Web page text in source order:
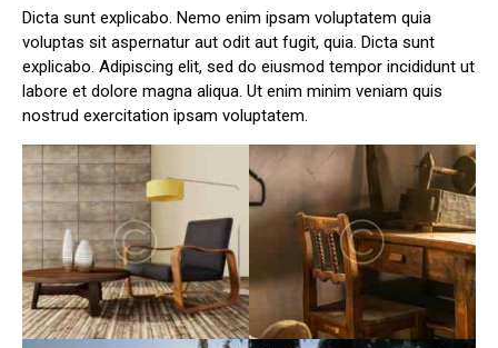
Dicta sunt explicabo. Nemo enim ipsam voluptatem quia
voluptas sit aspernatur aut odit aut fugit, quia. Dicta sunt
explicabo. Adipiscing elit, sed do eiusmod tempor incididunt ut
labore et dolore magna aliqua. Ut enim minim veniam quis
nostrud exercitation ipsam voluptatem.